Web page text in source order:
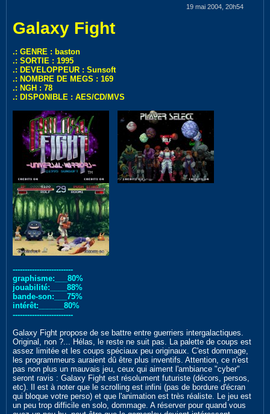
19 mai 2004, 20h54
Galaxy Fight
.: GENRE : baston
.: SORTIE : 1995
.: DEVELOPPEUR : Sunsoft
.: NOMBRE DE MEGS : 169
.: NGH : 78
.: DISPONIBLE : AES/CD/MVS
-------------------------
graphisme:___80%
jouabilité:____88%
bande-son:___75%
intérêt:______80%
-------------------------
Galaxy Fight propose de se battre entre guerriers intergalactiques.
Original, non ?... Hélas, le reste ne suit pas. La palette de coups est
assez limitée et les coups spéciaux peu originaux. C'est dommage,
les programmeurs auraient dû être plus inventifs. Attention, ce n'est
pas non plus un mauvais jeu, ceux qui aiment l'ambiance "cyber"
seront ravis : Galaxy Fight est résolument futuriste (décors, persos,
etc). Il est à noter que le scrolling est infini (pas de bordure d'écran
qui bloque votre perso) et que l'animation est très réaliste. Le jeu est
un peu trop difficile en solo, dommage. A réserver pour quand vous